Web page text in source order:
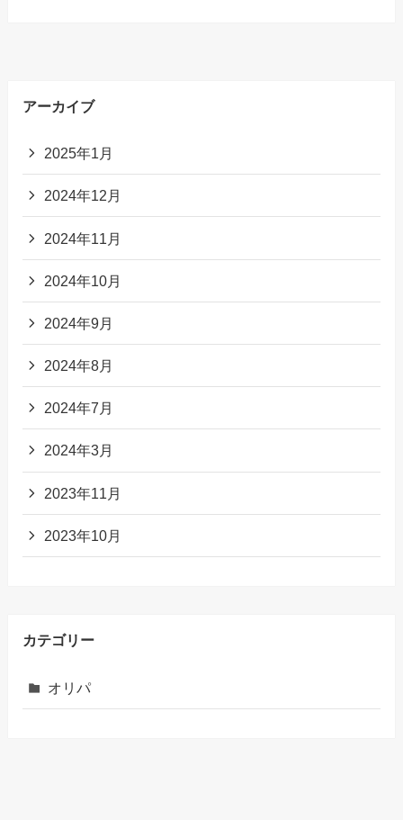
アーカイブ
2025年1月
2024年12月
2024年11月
2024年10月
2024年9月
2024年8月
2024年7月
2024年3月
2023年11月
2023年10月
カテゴリー
オリパ